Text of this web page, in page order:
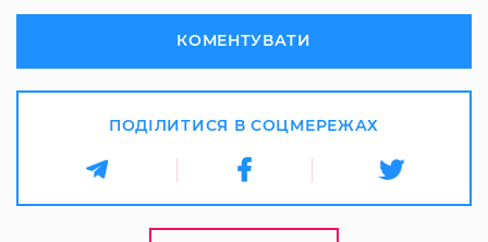
КОМЕНТУВАТИ
ПОДІЛИТИСЯ В СОЦМЕРЕЖАХ